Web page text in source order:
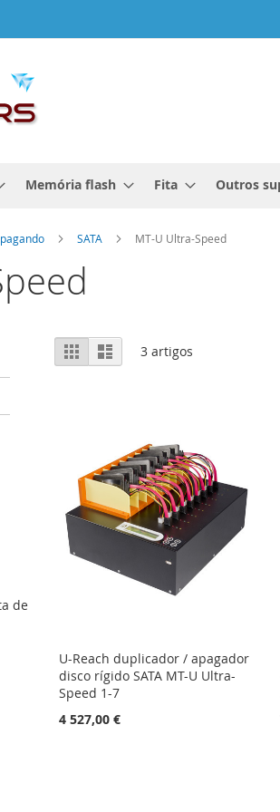
Memória flash Fita Outros
SATA MT-U Ultra-Speed
Ver
como
GrelhaLista 3 artigos
U-Reach duplicador / apagador
disco rígido SATA MT-U Ultra-
Speed 1-7
4 527,00 €
de